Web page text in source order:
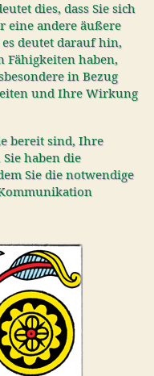
dies, dass Sie sich
eine andere äußere
deutet darauf hin,
Fähigkeiten haben,
in Bezug
und Ihre Wirkung
bereit sind, Ihre
haben die
Sie die notwendige